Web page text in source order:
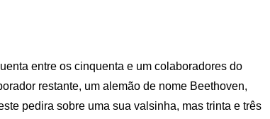
entre os cinquenta e um colaboradores do
restante, um alemão de nome Beethoven,
pedira sobre uma sua valsinha, mas trinta e três